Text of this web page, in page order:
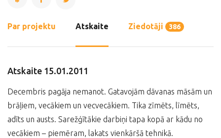
Par projektu Atskaite Ziedotāji 386
Atskaite 15.01.2011
Decembris pagāja nemanot. Gatavojām dāvanas māsām un
brāļiem, vecākiem un vecvecākiem. Tika zīmēts, līmēts,
adīts un austs. Sarežģītākie darbiņi tapa kopā ar kādu no
vecākiem – piemēram, lakats vienkāršā tehnikā.